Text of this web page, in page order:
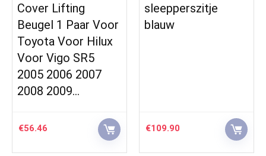
Cover Lifting
Beugel 1 Paar Voor
Toyota Voor Hilux
Voor Vigo SR5
2005 2006 2007
2008 2009…
€56.46
sleepperszitje
blauw
€109.90